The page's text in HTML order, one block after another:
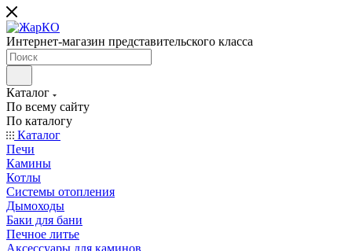
Интернет-магазин представительского класса
Каталог
По всему сайту
По каталогу
Каталог
Печи
Камины
Котлы
Системы отопления
Дымоходы
Баки для бани
Печное литье
Аксессуары для каминов